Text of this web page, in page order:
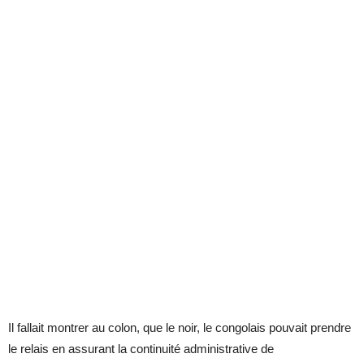
Il fallait montrer au colon, que le noir, le congolais pouvait prendre
le relais en assurant la continuité administrative de